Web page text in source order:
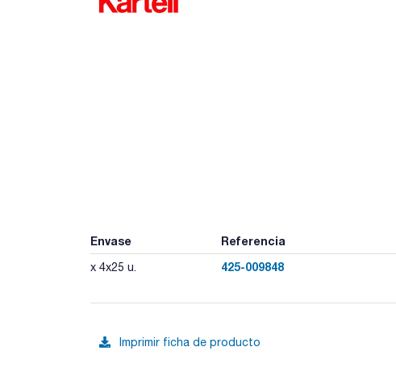
Envase Referencia
x 4x25 u. 425-009848
Imprimir ficha de producto